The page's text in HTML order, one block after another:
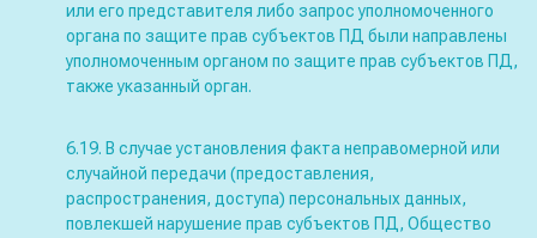
или его представителя либо запрос уполномоченного
органа по защите прав субъектов ПД были направлены
уполномоченным органом по защите прав субъектов ПД,
также указанный орган.
6.19. В случае установления факта неправомерной или
случайной передачи (предоставления,
распространения, доступа) персональных данных,
повлекшей нарушение прав субъектов ПД, Общество